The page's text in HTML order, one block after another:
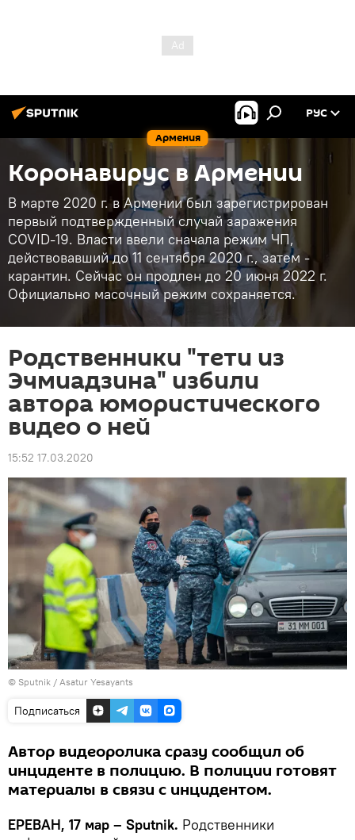
Армения
РУС
Коронавирус в Армении
В марте 2020 г. в Армении был зарегистрирован
первый подтвержденный случай заражения
COVID-19. Власти ввели сначала режим ЧП,
действовавший до 11 сентября 2020 г., затем -
карантин. Сейчас он продлен до 20 июня 2022 г.
Официально масочный режим сохраняется.
Родственники "тети из
Эчмиадзина" избили
автора юмористического
видео о ней
15:52 17.03.2020
© Sputnik / Asatur Yesayants
Подписаться
Автор видеоролика сразу сообщил об
инциденте в полицию. В полиции готовят
материалы в связи с инцидентом.
ЕРЕВАН, 17 мар – Sputnik. Родственники